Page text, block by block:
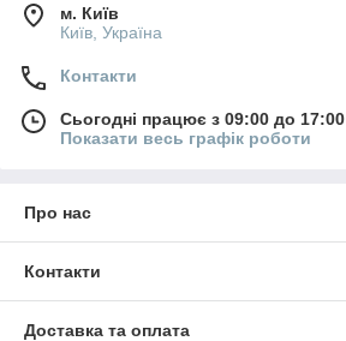
м. Київ
Київ, Україна
Контакти
Сьогодні працює з 09:00 до 17:00
Показати весь графік роботи
Про нас
Контакти
Доставка та оплата